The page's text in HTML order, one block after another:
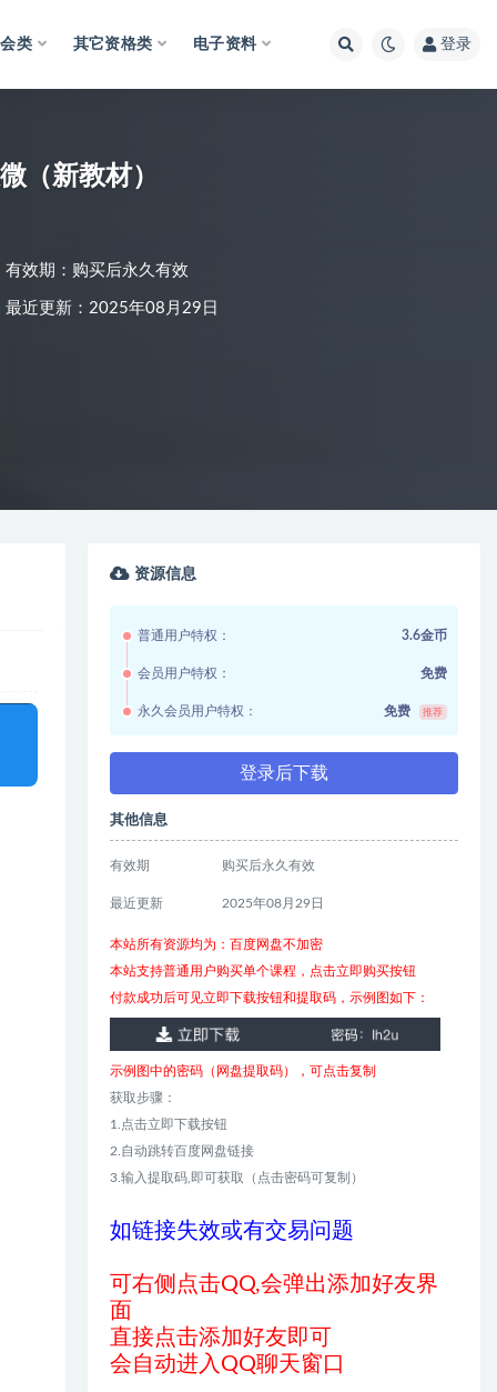
类 其它资格类 电子资料 登录
（新教材）
有效期：购买后永久有效
最近更新：2025年08月29日
资源信息
普通用户特权： 3.6金币
会员用户特权： 免费
永久会员用户特权： 免费 推荐
登录后下载
其他信息
有效期 购买后永久有效
最近更新 2025年08月29日
本站所有资源均为：百度网盘不加密
本站支持普通用户购买单个课程，点击立即购买按钮
付款成功后可见立即下载按钮和提取码，示例图如下：
示例图中的密码（网盘提取码），可点击复制
获取步骤：
1.点击立即下载按钮
2.自动跳转百度网盘链接
3.输入提取码,即可获取（点击密码可复制）
如链接失效或有交易问题
可右侧点击QQ,会弹出添加好友界
面
直接点击添加好友即可
会自动进入QQ聊天窗口